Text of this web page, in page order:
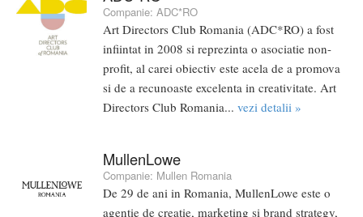
Companie: ADC*RO
Art Directors Club Romania (ADC*RO) a fost
infiintat in 2008 si reprezinta o asociatie non-
profit, al carei obiectiv este acela de a promova
si de a recunoaste excelenta in creativitate. Art
Directors Club Romania... vezi detalii »
MullenLowe
Companie: Mullen Romania
De 29 de ani in Romania, MullenLowe este o
agentie de creatie, marketing si brand strategy,